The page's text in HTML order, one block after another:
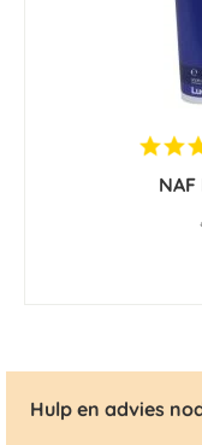
Hulp en advies